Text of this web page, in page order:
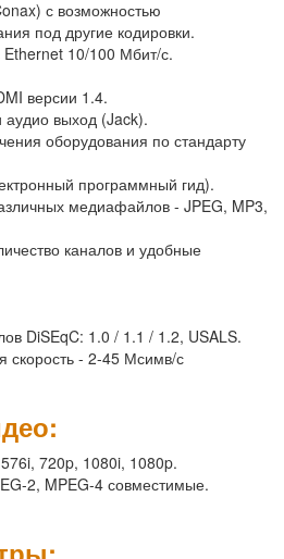
с возможностью
под другие кодировки.
10/100 Мбит/с.
версии 1.4.
выход (Jack).
оборудования по стандарту
программный гид).
медиафайлов - JPEG, MP3,
каналов и удобные
DiSEqC: 1.0 / 1.1 / 1.2, USALS.
скорость - 2-45 Мсимв/с
720p, 1080i, 1080p.
2, MPEG-4 совместимые.